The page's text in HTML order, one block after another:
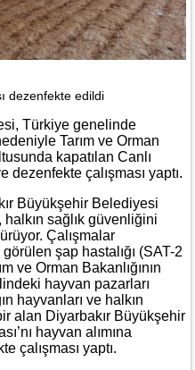
dezenfekte edildi
Türkiye genelinde
Tarım ve Orman
kapatılan Canlı
dezenfekte çalışması yaptı.
Büyükşehir Belediyesi
halkın sağlık güvenliğini
Çalışmalar
şap hastalığı (SAT-2
ve Orman Bakanlığının
hayvan pazarları
hayvanları ve halkın
alan Diyarbakır Büyükşehir
hayvan alımına
çalışması yaptı.